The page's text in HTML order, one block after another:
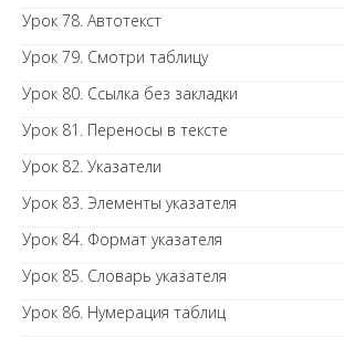
Урок 78. Автотекст
Урок 79. Смотри таблицу
Урок 80. Ссылка без закладки
Урок 81. Переносы в тексте
Урок 82. Указатели
Урок 83. Элементы указателя
Урок 84. Формат указателя
Урок 85. Словарь указателя
Урок 86. Нумерация таблиц